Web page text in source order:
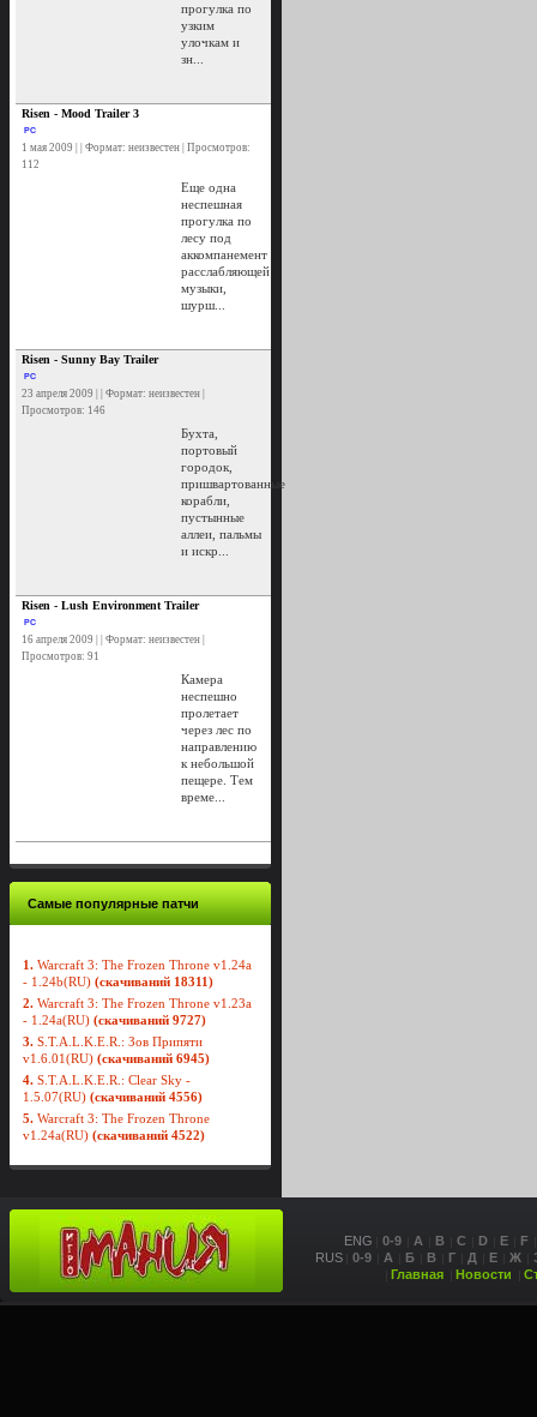
прогулка по
узким
улочкам и
зн...
Risen - Mood Trailer 3
PC
1 мая 2009 | | Формат: неизвестен | Просмотров:
112
Еще одна
неспешная
прогулка по
лесу под
аккомпанемент
расслабляющей
музыки,
шурш...
Risen - Sunny Bay Trailer
PC
23 апреля 2009 | | Формат: неизвестен |
Просмотров: 146
Бухта,
портовый
городок,
пришвартованные
корабли,
пустынные
аллеи, пальмы
и искр...
Risen - Lush Environment Trailer
PC
16 апреля 2009 | | Формат: неизвестен |
Просмотров: 91
Камера
неспешно
пролетает
через лес по
направлению
к небольшой
пещере. Тем
време...
Самые популярные патчи
1. Warcraft 3: The Frozen Throne v1.24a
- 1.24b(RU) (скачиваний 18311)
2. Warcraft 3: The Frozen Throne v1.23a
- 1.24a(RU) (скачиваний 9727)
3. S.T.A.L.K.E.R.: Зов Припяти
v1.6.01(RU) (скачиваний 6945)
4. S.T.A.L.K.E.R.: Clear Sky -
1.5.07(RU) (скачиваний 4556)
5. Warcraft 3: The Frozen Throne
v1.24a(RU) (скачиваний 4522)
ENG 0-9 A B C D E
F
RUS
0-9 А Б В Г Д Е Ж
Главная
Новости